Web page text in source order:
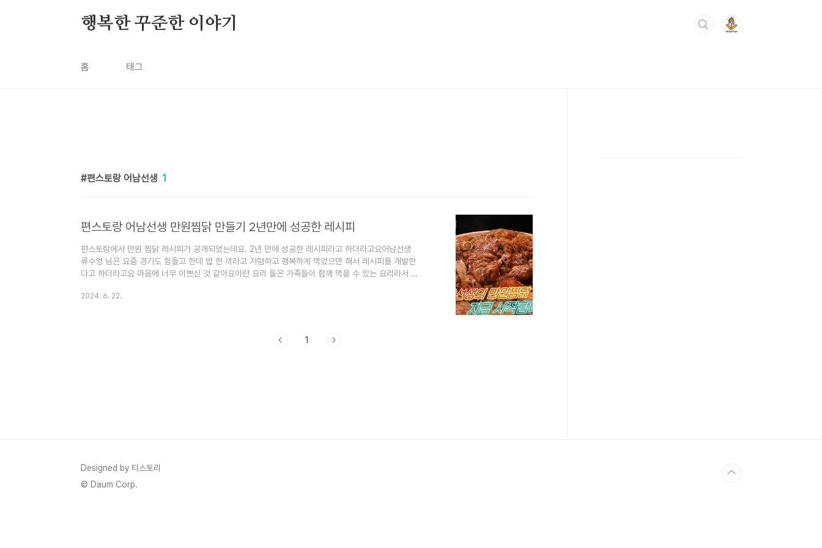
행복한 꾸준한 이야기
홈 태그
편스토랑 어남선생 1
편스토랑 어남선생 만원찜닭 만들기 2년만에 성공한 레시피
편스토랑에서 만원 찜닭 레시피가 공개되었는데요. 2년 만에 성공한 레시피라고 하더라고요어남선생
류수영 님은 요즘 경기도 힘들고 한데 밥 한 끼라고 저렴하고 행복하게 먹었으면 해서 레시피를 개발한
다고 하더라고요 마음에 너무 이쁘신 것 같아요이런 요리 들은 가족들이 함께 먹을 수 있는 요리라서 참
생 류수영 만원 찜닭 만들기 1) 만원 찜닭 재료닭볶음탕용 닭 1kg, 대파 1대, 양파 1개, 감자 3개, 당면
2024. 6. 22.
1
Designed by 티스토리
© Daum Corp.